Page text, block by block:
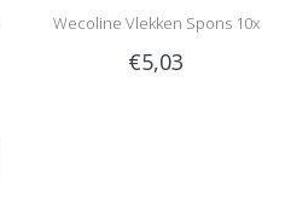
Wecoline Vlekken Spons 10x
€5,03